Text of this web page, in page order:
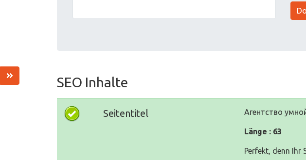
SEO Inhalte
Seitentitel Агентство
Länge : 63
Perfekt, denn Ihr